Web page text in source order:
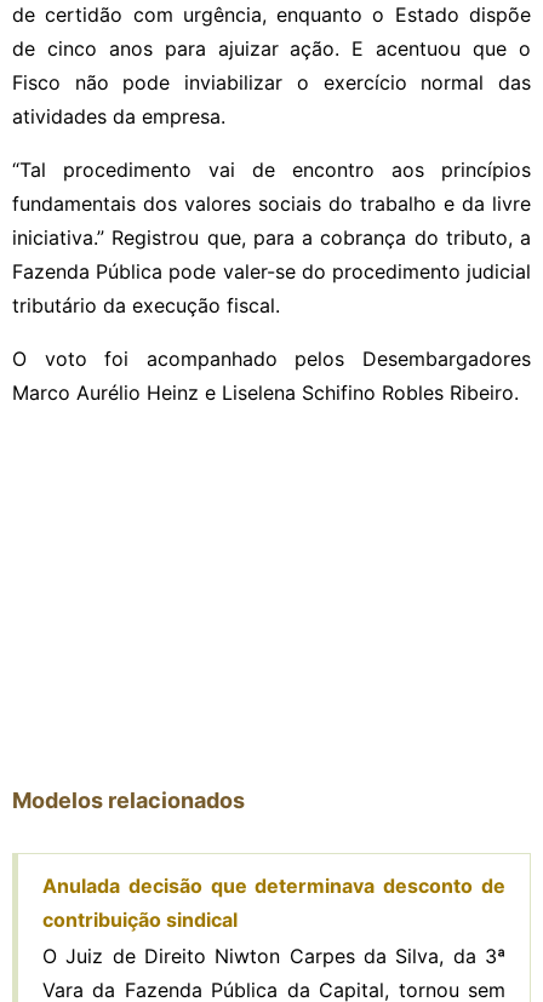
de certidão com urgência, enquanto o Estado dispõe
de cinco anos para ajuizar ação. E acentuou que o
Fisco não pode inviabilizar o exercício normal das
atividades da empresa.
“Tal procedimento vai de encontro aos princípios
fundamentais dos valores sociais do trabalho e da livre
iniciativa.” Registrou que, para a cobrança do tributo, a
Fazenda Pública pode valer-se do procedimento judicial
tributário da execução fiscal.
O voto foi acompanhado pelos Desembargadores
Marco Aurélio Heinz e Liselena Schifino Robles Ribeiro.
Modelos relacionados
Anulada decisão que determinava desconto de
contribuição sindical
O Juiz de Direito Niwton Carpes da Silva, da 3ª
Vara da Fazenda Pública da Capital, tornou sem